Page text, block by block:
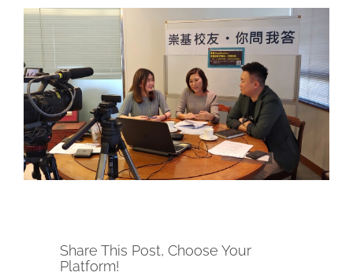
Share This Post, Choose Your
Platform!